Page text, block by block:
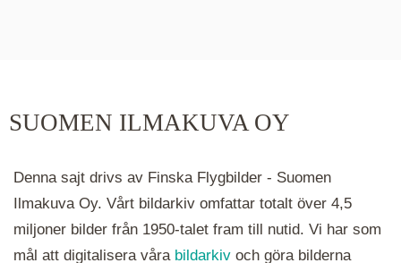
hålla ned ctrl-tangenten och scrolla.
SUOMEN ILMAKUVA OY
Denna sajt drivs av Finska Flygbilder - Suomen
Ilmakuva Oy. Vårt bildarkiv omfattar totalt över 4,5
miljoner bilder från 1950-talet fram till nutid. Vi har som
mål att digitalisera våra bildarkiv och göra bilderna